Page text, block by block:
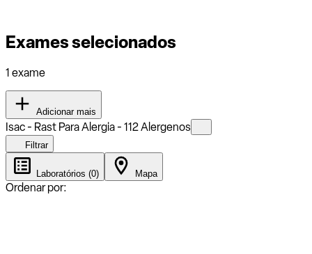
Exames selecionados
1 exame
Adicionar mais
Isac - Rast Para Alergia - 112 Alergenos
Filtrar
Laboratórios (0) Mapa
Ordenar por: